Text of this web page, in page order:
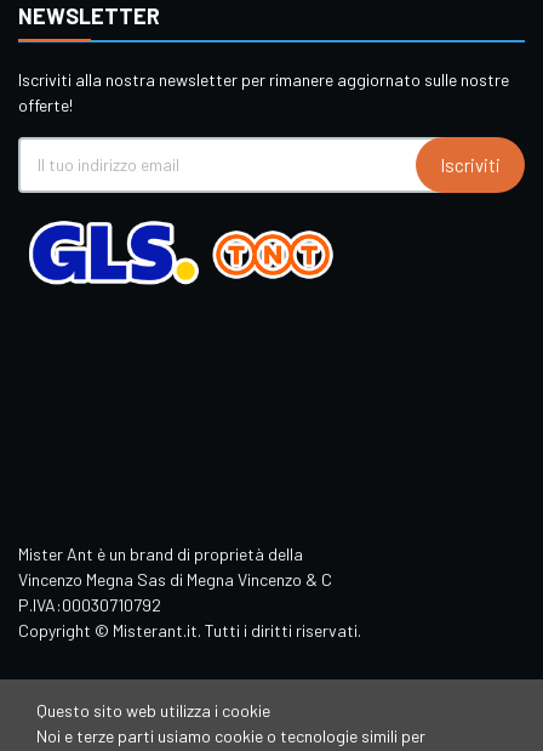
NEWSLETTER
Iscriviti alla nostra newsletter per rimanere aggiornato sulle nostre
offerte!
Iscriviti
Mister Ant è un brand di proprietà della
Vincenzo Megna Sas di Megna Vincenzo & C
P.IVA:00030710792
Copyright © Misterant.it. Tutti i diritti riservati.
Questo sito web utilizza i cookie
Noi e terze parti usiamo cookie o tecnologie simili per